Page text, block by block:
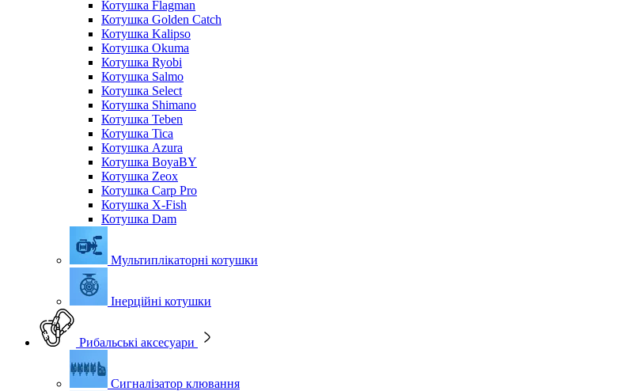
Котушка Flagman
Котушка Golden Catch
Котушка Kalipso
Котушка Okuma
Котушка Ryobi
Котушка Salmo
Котушка Select
Котушка Shimano
Котушка Teben
Котушка Tica
Котушка Azura
Котушка BoyaBY
Котушка Zeox
Котушка Carp Pro
Котушка X-Fish
Котушка Dam
Мультиплікаторні котушки
Інерційні котушки
Рибальські аксесуари
Сигналізатор клювання